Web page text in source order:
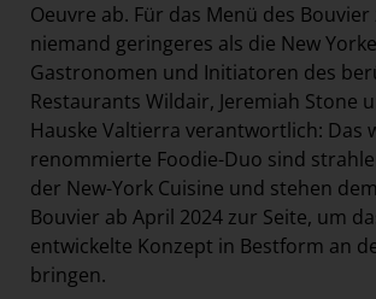
Oeuvre ab. Für das Menü des
niemand geringeres als die New
Gastronomen und Initiatoren des
Restaurants Wildair, Jeremiah Stone
Hauske Valtierra verantwortlich: Das
renommierte Foodie-Duo sind
der New-York Cuisine und stehen
Bouvier ab April 2024 zur Seite, um
entwickelte Konzept in Bestform an
bringen.